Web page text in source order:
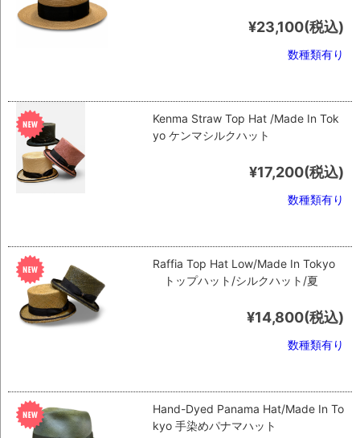
¥23,100(税込)
数種類有り
Kenma Straw Top Hat /Made In Tok
yo ケンマシルクハット
¥17,200(税込)
数種類有り
Raffia Top Hat Low/Made In Tokyo
トップハット/シルクハット/夏
¥14,800(税込)
数種類有り
Hand-Dyed Panama Hat/Made In To
kyo 手染めパナマハット